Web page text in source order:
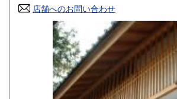
高知県 330円
330円 長崎県
330円 大分県
330円 鹿児島県
店舗へのお問い合わせ